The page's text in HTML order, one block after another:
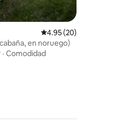
Calificación
4.95 (20)
en noruego)
· Comodidad